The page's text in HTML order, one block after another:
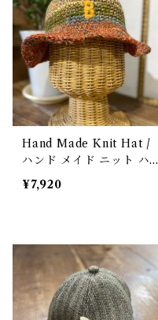
Hand Made Knit Hat /
ハンド メイド ニット ハッ
ト
¥7,920